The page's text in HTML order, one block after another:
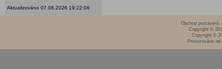
Aktualizováno 07.08.2026 19:22:06
Obchod postavený
Copyright ©
Copyright ©
Provozováno